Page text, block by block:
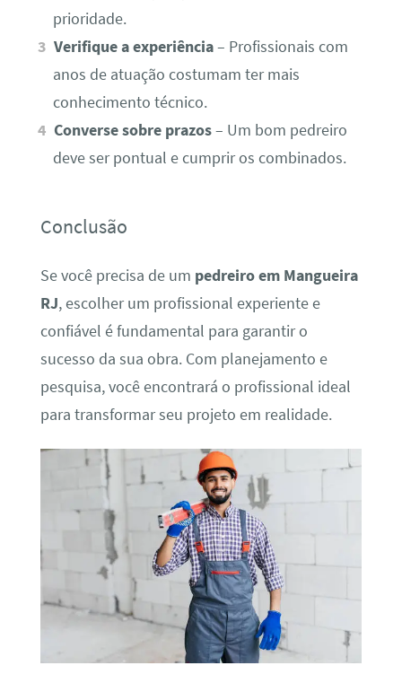
prioridade.
Verifique a experiência– Profissionais com
anos de atuação costumam ter mais
conhecimento técnico.
Converse sobre prazos– Um bom pedreiro
deve ser pontual e cumprir os combinados.
Conclusão
Se você precisa de um pedreiro em Mangueira
RJ, escolher um profissional experiente e
confiável é fundamental para garantir o
sucesso da sua obra. Com planejamento e
pesquisa, você encontrará o profissional ideal
para transformar seu projeto em realidade.